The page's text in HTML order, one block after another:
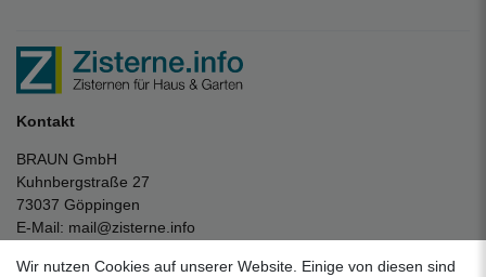
Kontakt
BRAUN GmbH
Kuhnbergstraße 27
73037 Göppingen
E-Mail: mail@zisterne.info
Wir nutzen Cookies auf unserer Website. Einige von diesen sind